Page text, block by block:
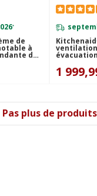
*
de
à
de
1
Pas plus de produits